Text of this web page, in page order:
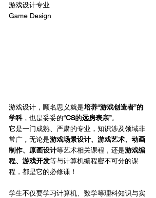
游戏设计专业
Game Design
游戏设计，顾名思义就是培养“游戏创造者”的
学科，也是妥妥的“CS的远房表亲”。
它是一门成熟、严肃的专业，知识涉及领域非
常广，无论是游戏场景设计、游戏艺术、动画
制作、原画设计等艺术相关课程，还是游戏编
程、游戏开发等与计算机编程密不可分的课
程，都是它的必修课！
学生不仅要学习计算机、数学等理科知识与实